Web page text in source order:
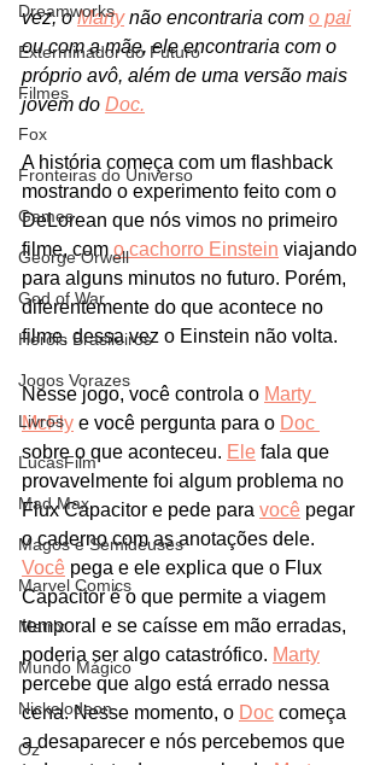
Dreamworks
Exterminador do Futuro
Filmes
Fox
Fronteiras do Universo
Games
George Orwell
God of War
Heróis Brasileiros
Jogos Vorazes
Livros
LucasFilm
Mad Max
Magos e Semideuses
Marvel Comics
Matrix
Mundo Mágico
Nickelodeon
Oz
vez, o Marty não encontraria com o pai
ou com a mãe, ele encontraria com o
próprio avô, além de uma versão mais
jovem do Doc.
A história começa com um flashback
mostrando o experimento feito com o
DeLorean que nós vimos no primeiro
filme, com o cachorro Einstein viajando
para alguns minutos no futuro. Porém,
diferentemente do que acontece no
filme, dessa vez o Einstein não volta.
Nesse jogo, você controla o Marty
McFly e você pergunta para o Doc
sobre o que aconteceu. Ele fala que
provavelmente foi algum problema no
Flux Capacitor e pede para você pegar
o caderno com as anotações dele.
Você pega e ele explica que o Flux
Capacitor é o que permite a viagem
temporal e se caísse em mão erradas,
poderia ser algo catastrófico. Marty
percebe que algo está errado nessa
cena. Nesse momento, o Doc começa
a desaparecer e nós percebemos que